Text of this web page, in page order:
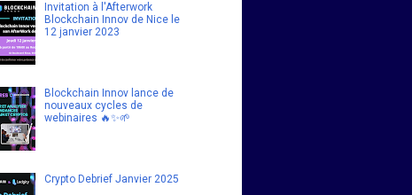
Invitation à l'Afterwork
Blockchain Innov de Nice le
12 janvier 2023
Blockchain Innov lance de
nouveaux cycles de
webinaires 🔥✨🌱
Crypto Debrief Janvier 2025